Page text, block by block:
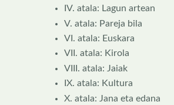
IV. atala: Lagun artean
V. atala: Pareja bila
VI. atala: Euskara
VII. atala: Kirola
VIII. atala: Jaiak
IX. atala: Kultura
X. atala: Jana eta edana